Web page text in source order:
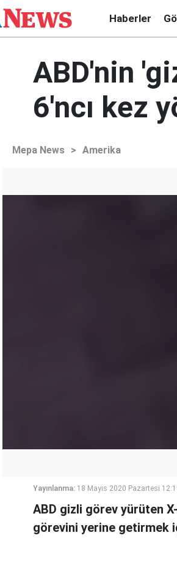
Haberler
ABD'nin
6'ncı kez
Mepa News > Amerika
Yayınlanma: 18 Mayıs 2020 Pazartesi
ABD gizli görev yürüten
görevini yerine getirmek